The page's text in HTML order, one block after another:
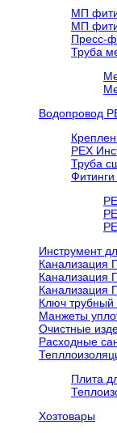
МП
МП
Пресс-
Труба
Водопровод
РЕХ
Труба
Инструмент
Канализация
Канализация
Канализация
Ключ трубный
Манжеты
Очистные
Расходные
Плита
Хозтовары